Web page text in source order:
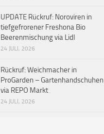
UPDATE Rückruf: Noroviren in
tiefgefrorener Freshona Bio
Beerenmischung via Lidl
24 JULI, 2026
Rückruf: Weichmacher in
ProGarden – Gartenhandschuhen
via REPO Markt
24 JULI, 2026